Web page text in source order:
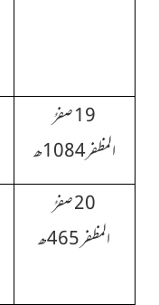
19 صفرُ
المظفر1084ھ
20 صفرُ
المظفر 465ھ